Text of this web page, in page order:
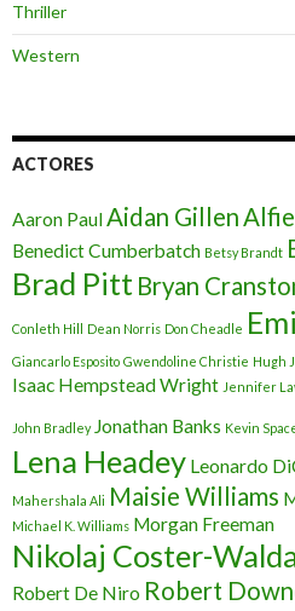
Thriller
Western
ACTORES
Aaron PaulAidan Gillen
Benedict Cumberbatch Betsy Brandt
Brad Pitt Bryan
Conleth Hill Dean Norris Don Cheadle
Giancarlo Esposito Gwendoline Christie Hugh
Isaac Hempstead Wright Jennifer
John Bradley Jonathan Banks Kevin
Lena Headey Leonardo
Mahershala Ali Maisie Williams
Michael K. Williams Morgan Freeman
Nikolaj Coster-
Robert De Niro Robert